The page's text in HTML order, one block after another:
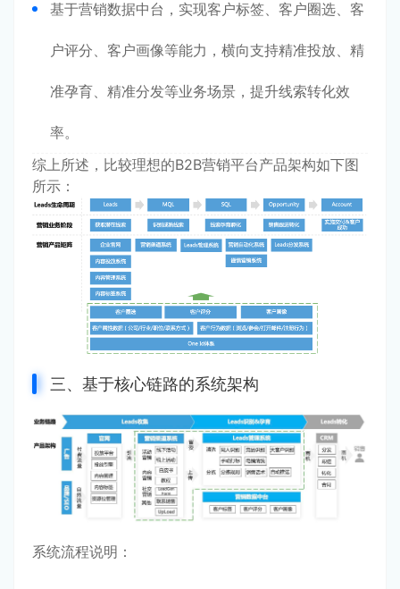
基于营销数据中台，实现客户标签、客户圈选、客
户评分、客户画像等能力，横向支持精准投放、精
准孕育、精准分发等业务场景，提升线索转化效
率。
综上所述，比较理想的B2B营销平台产品架构如下图
所示：
三、基于核心链路的系统架构
系统流程说明：